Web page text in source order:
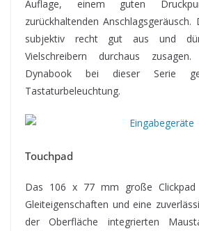
Auflage, einem guten
zurückhaltenden
subjektiv recht gut aus und
Vielschreibern durchaus
Dynabook bei dieser Serie
Tastaturbeleuchtung.
Touchpad
Das 106 x 77 mm große
Gleiteigenschaften und eine
der Oberfläche integrierten